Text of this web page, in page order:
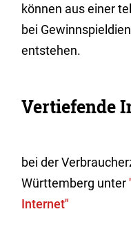
können aus einer
bei
entstehen.
Vertiefende
bei der
Württemberg unter
Internet"